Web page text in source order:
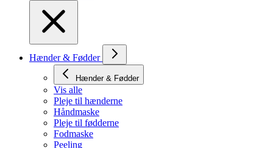
Hænder & Fødder
Hænder & Fødder
Vis alle
Pleje til hænderne
Håndmaske
Pleje til fødderne
Fodmaske
Peeling